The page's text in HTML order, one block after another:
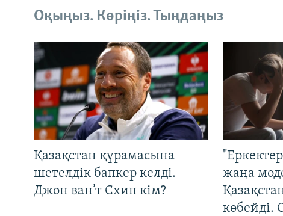
Оқыңыз. Көріңіз. Тыңдаңыз
Қазақстан құрамасына
шетелдік бапкер келді.
Джон ван’т Схип кім?
жаңа
көбейді.